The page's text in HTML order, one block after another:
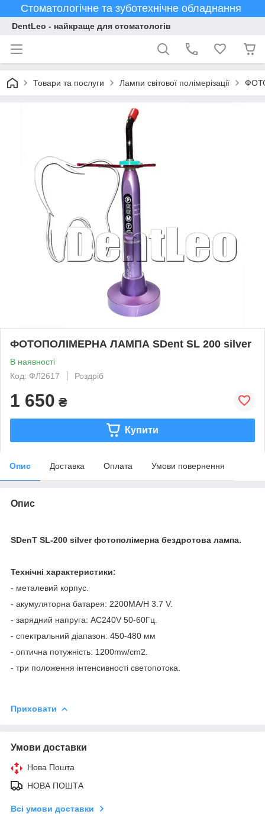
Стоматологічне та зуботехнічне обладнання
DentLeo - найкраще для стоматологів
Товари та послуги Лампи світової полімерізації
ФОТОПОЛІМЕРНА ЛАМПА SDent SL 200 silver
В наявності
Код: ФЛ2617
Роздріб
1 650 ₴
Купити
Опис Доставка Оплата Умови повернення
Опис
SDenT SL-200 silver фотополімерна бездротова лампа.
Технічні характеристики:
- металевий корпус.
- акумуляторна батарея: 2200MA/H 3.7 V.
- зарядний напруга: AC240V 50-60Гц.
- спектральний діапазон: 450-480 мм
- оптична потужність: 1200mw/cm2.
- три положення інтенсивності светопотока.
Приховати
Умови доставки
Нова Пошта
НОВА ПОШТА
Всі умови доставки